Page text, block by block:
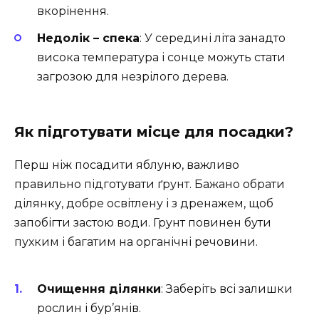
вкорінення.
Недолік – спека: У середині літа занадто
висока температура і сонце можуть стати
загрозою для незрілого дерева.
Як підготувати місце для посадки?
Перш ніж посадити яблуню, важливо
правильно підготувати ґрунт. Бажано обрати
ділянку, добре освітлену і з дренажем, щоб
запобігти застою води. Грунт повинен бути
пухким і багатим на органічні речовини.
Очищення ділянки: Заберіть всі залишки
рослин і бур’янів.